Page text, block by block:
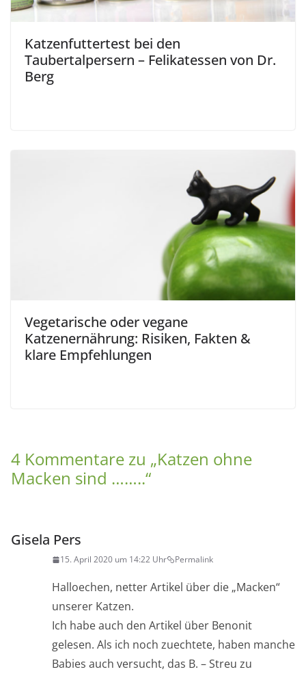
Katzenfuttertest bei den
Taubertalpersern – Felikatessen von Dr.
Berg
Vegetarische oder vegane
Katzenernährung: Risiken, Fakten &
klare Empfehlungen
4 Kommentare zu „Katzen ohne
Macken sind ……..“
Gisela Pers
15. April 2020 um 14:22 Uhr Permalink
Halloechen, netter Artikel über die „Macken“
unserer Katzen.
Ich habe auch den Artikel über Benonit
gelesen. Als ich noch zuechtete, haben manche
Babies auch versucht, das B. – Streu zu